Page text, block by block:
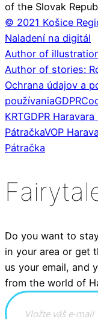
of the Slovak
© 2021 Košice
Naladení na digitál
Author of
Author of stories:
Ochrana údajov a
používaniaGDPR
KRTGDPR
PátračkaVOP
Pátračka
Do you want to
in your area or get
us your email, and
from the world of